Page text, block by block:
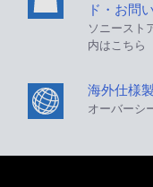
ド・お問
ソニースト
内はこちら
海外仕様
オーバーシ